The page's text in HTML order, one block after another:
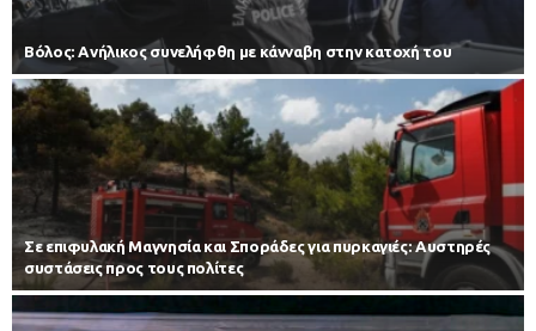
Βόλος: Ανήλικος συνελήφθη με κάνναβη στην κατοχή του
Σε επιφυλακή Μαγνησία και Σποράδες για πυρκαγιές: Αυστηρές
συστάσεις προς τους πολίτες